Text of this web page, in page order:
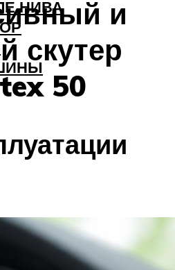
НИВА
и
скутер
50